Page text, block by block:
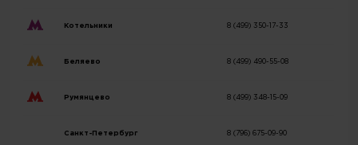
Котельники 8 (499) 350-17-33
Беляево 8 (499) 490-55-08
Румянцево 8 (499) 348-15-09
Санкт-Петербург 8 (796) 675-09-90